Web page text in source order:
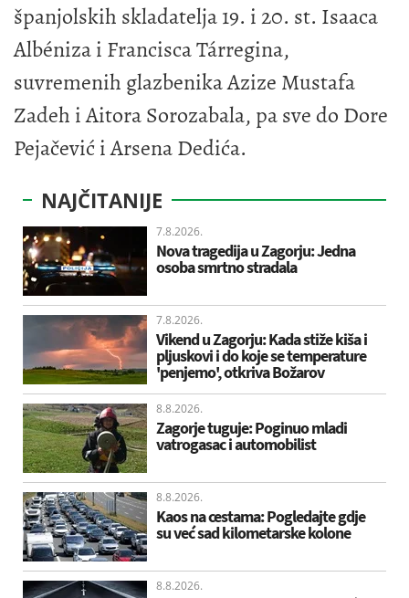
španjolskih skladatelja 19. i 20. st. Isaaca
Albéniza i Francisca Tárregina,
suvremenih glazbenika Azize Mustafa
Zadeh i Aitora Sorozabala, pa sve do Dore
Pejačević i Arsena Dedića.
NAJČITANIJE
7.8.2026.
Nova tragedija u Zagorju: Jedna
osoba smrtno stradala
7.8.2026.
Vikend u Zagorju: Kada stiže kiša i
pljuskovi i do koje se temperature
'penjemo', otkriva Božarov
8.8.2026.
Zagorje tuguje: Poginuo mladi
vatrogasac i automobilist
8.8.2026.
Kaos na cestama: Pogledajte gdje
su već sad kilometarske kolone
8.8.2026.